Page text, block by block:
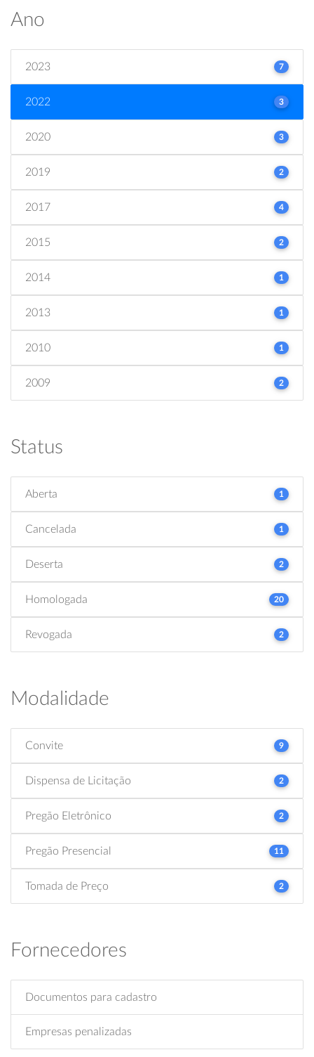
Ano
2023 7
2022 3
2020 3
2019 2
2017 4
2015 2
2014 1
2013 1
2010 1
2009 2
Status
Aberta 1
Cancelada 1
Deserta 2
Homologada 20
Revogada 2
Modalidade
Convite 9
Dispensa de Licitação 2
Pregão Eletrônico 2
Pregão Presencial 11
Tomada de Preço 2
Fornecedores
Documentos para cadastro
Empresas penalizadas